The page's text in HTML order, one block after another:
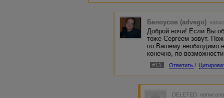
Белоусов (advego)
Доброй ночи! Если Вы
тоже Сергеем зовут.
по Вашему необходимо
конечно, по
#13 Ответить /
DELETED